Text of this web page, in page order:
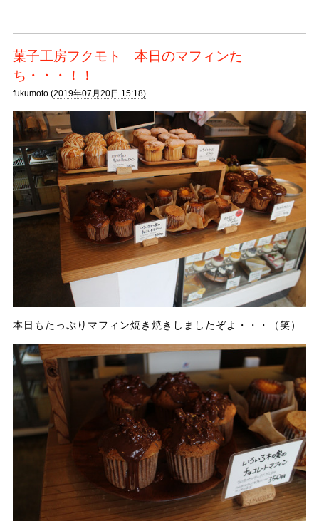
菓子工房フクモト 本日のマフィンた
ち・・・！！
fukumoto (2019年07月20日 15:18)
本日もたっぷりマフィン焼き焼きしましたぞよ・・・（笑）